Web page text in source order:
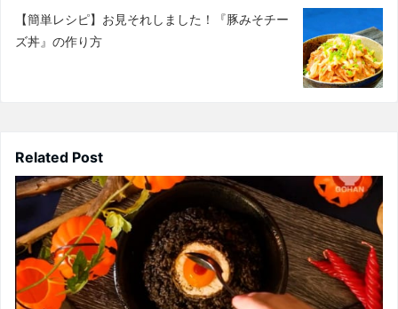
【簡単レシピ】お見それしました！『豚みそチー
ズ丼』の作り方
Related Post